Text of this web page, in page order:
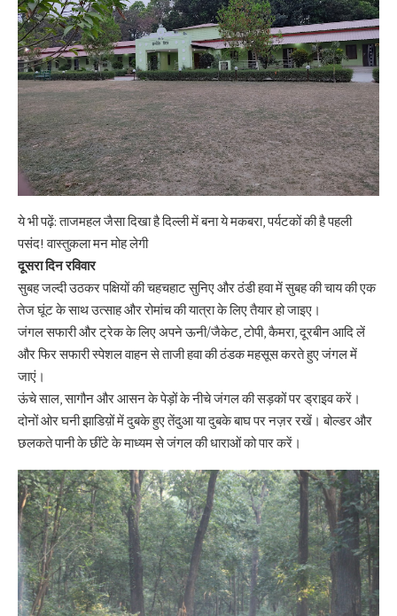
ये भी पढ़ें:ताजमहल जैसा दिखा है दिल्ली में बना ये मकबरा, पर्यटकों की है पहली
पसंद! वास्तुकला मन मोह लेगी
दूसरा दिन रविवार
सुबह जल्दी उठकर पक्षियों की चहचहाट सुनिए और ठंडी हवा में सुबह की चाय की एक
तेज घूंट के साथ उत्साह और रोमांच की यात्रा के लिए तैयार हो जाइए।
जंगल सफारी और ट्रेक के लिए अपने ऊनी/जैकेट, टोपी, कैमरा, दूरबीन आदि लें
और फिर सफारी स्पेशल वाहन से ताजी हवा की ठंडक महसूस करते हुए जंगल में
जाएं।
ऊंचे साल, सागौन और आसन के पेड़ों के नीचे जंगल की सड़कों पर ड्राइव करें।
दोनों ओर घनी झाडिय़ों में दुबके हुए तेंदुआ या दुबके बाघ पर नज़र रखें। बोल्डर और
छलकते पानी के छींटे के माध्यम से जंगल की धाराओं को पार करें।